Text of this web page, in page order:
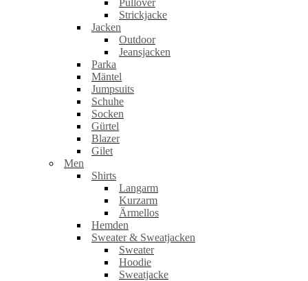
Pullover
Strickjacke
Jacken
Outdoor
Jeansjacken
Parka
Mäntel
Jumpsuits
Schuhe
Socken
Gürtel
Blazer
Gilet
Men
Shirts
Langarm
Kurzarm
Ärmellos
Hemden
Sweater & Sweatjacken
Sweater
Hoodie
Sweatjacke